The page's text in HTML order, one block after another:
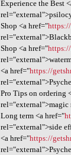
Experience the Best
Shop <a href="
Shop <a href="
<a href="https://
Pro Tips on ordering
rel="external">magic
Long term <a href="
rel="external">side
<a href="https://